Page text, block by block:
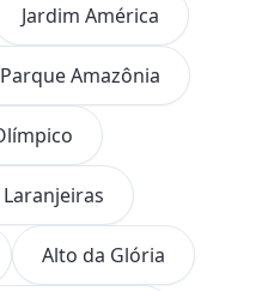
Jardim América
Parque Amazônia
Alto da Glória